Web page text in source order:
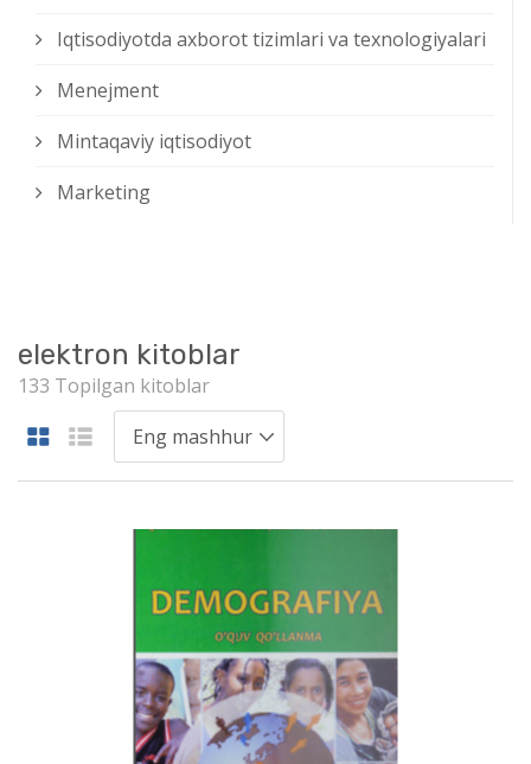
Iqtisodiyotda axborot tizimlari va texnologiyalari
Menejment
Mintaqaviy iqtisodiyot
Marketing
elektron kitoblar
133 Topilgan kitoblar